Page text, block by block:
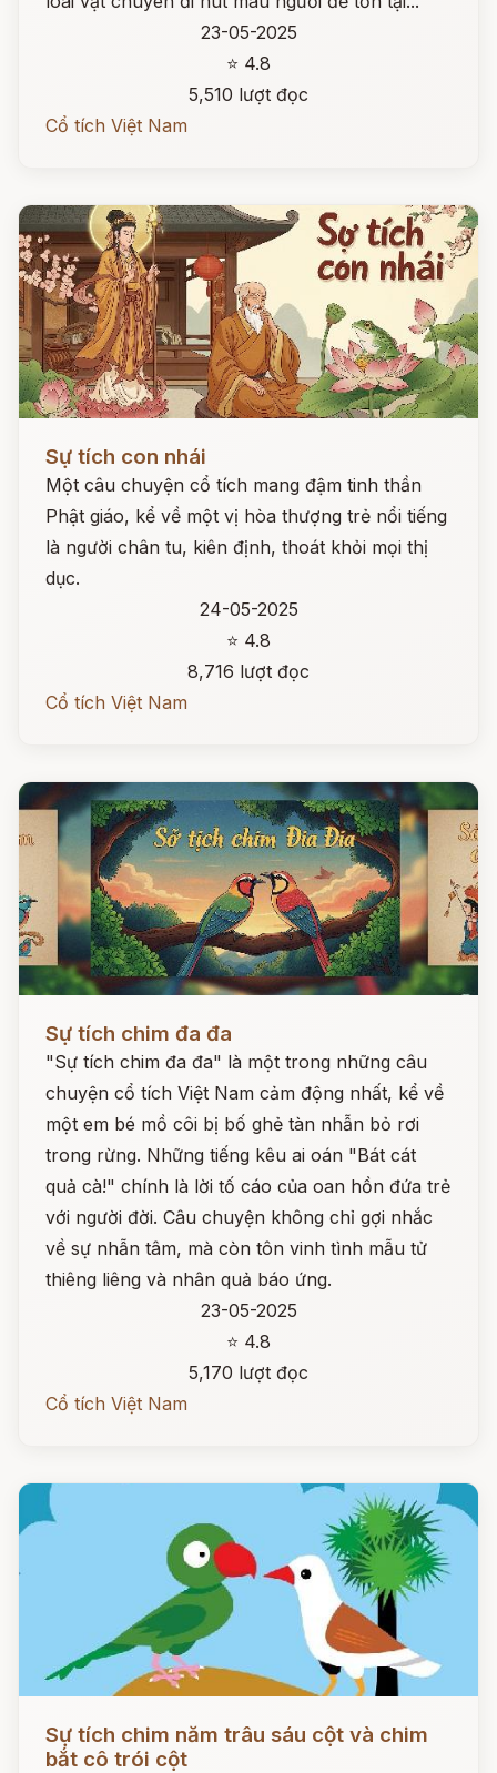
23-05-2025
⭐ 4.8
5,510 lượt đọc
Cổ tích Việt Nam
Sự tích con nhái
Một câu chuyện cổ tích mang đậm tinh thần
Phật giáo, kể về một vị hòa thượng trẻ nổi tiếng
là người chân tu, kiên định, thoát khỏi mọi thị
dục.
24-05-2025
⭐ 4.8
8,716 lượt đọc
Cổ tích Việt Nam
Sự tích chim đa đa
"Sự tích chim đa đa" là một trong những câu
chuyện cổ tích Việt Nam cảm động nhất, kể về
một em bé mồ côi bị bố ghẻ tàn nhẫn bỏ rơi
trong rừng. Những tiếng kêu ai oán "Bát cát
quả cà!" chính là lời tố cáo của oan hồn đứa trẻ
với người đời. Câu chuyện không chỉ gợi nhắc
về sự nhẫn tâm, mà còn tôn vinh tình mẫu tử
thiêng liêng và nhân quả báo ứng.
23-05-2025
⭐ 4.8
5,170 lượt đọc
Cổ tích Việt Nam
Sự tích chim năm trâu sáu cột và chim
bắt cô trói cột